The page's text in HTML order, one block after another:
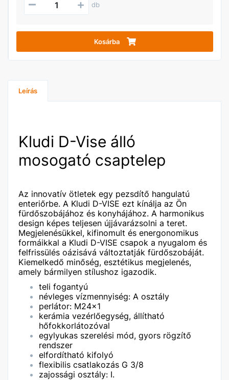
db
Kosárba
Leírás
Kludi D-Vise álló
mosogató csaptelep
Az innovatív ötletek egy pezsdítő hangulatú
enteriőrbe. A Kludi D-VISE ezt kínálja az Ön
fürdőszobájához és konyhájához. A harmonikus
design képes teljesen újjávarázsolni a teret.
Megjelenésükkel, kifinomult és energonomikus
formáikkal a Kludi D-VISE csapok a nyugalom és
felfrissülés oázisává változtatják fürdőszobáját.
Kiemelkedő minőség, esztétikus megjelenés,
amely bármilyen stílushoz igazodik.
teli fogantyú
névleges vízmennyiség: A osztály
perlátor: M24x1
kerámia vezérlőegység, állítható
hőfokkorlátozóval
egylyukas szerelési mód, gyors rögzítő
rendszer
elfordítható kifolyó
flexibilis csatlakozás G 3/8
zajossági osztály: I.